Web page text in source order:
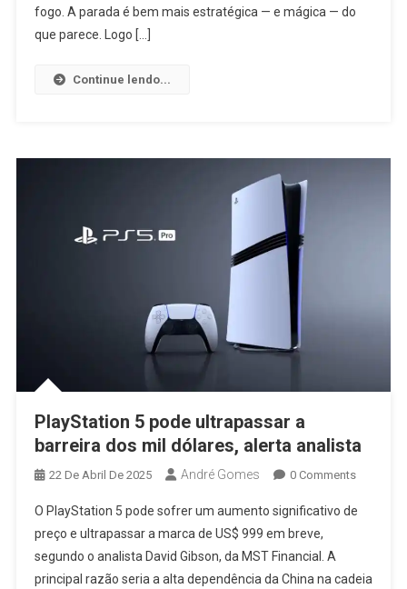
fogo. A parada é bem mais estratégica — e mágica — do
que parece. Logo […]
Continue lendo...
PlayStation 5 pode ultrapassar a
barreira dos mil dólares, alerta analista
22 De Abril De 2025 André Gomes 0 Comments
O PlayStation 5 pode sofrer um aumento significativo de
preço e ultrapassar a marca de US$ 999 em breve,
segundo o analista David Gibson, da MST Financial. A
principal razão seria a alta dependência da China na cadeia